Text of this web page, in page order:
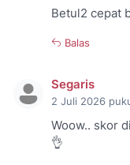
Betul2 cepat
Balas
Segaris
2 Juli 2026
Woow.. skor
👌